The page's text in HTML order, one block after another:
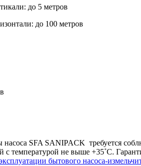
до 5 метров
до 100 метров
насоса SFA SANIPACK требуется
с температурой не выше +35˚С.
бытового насоса-